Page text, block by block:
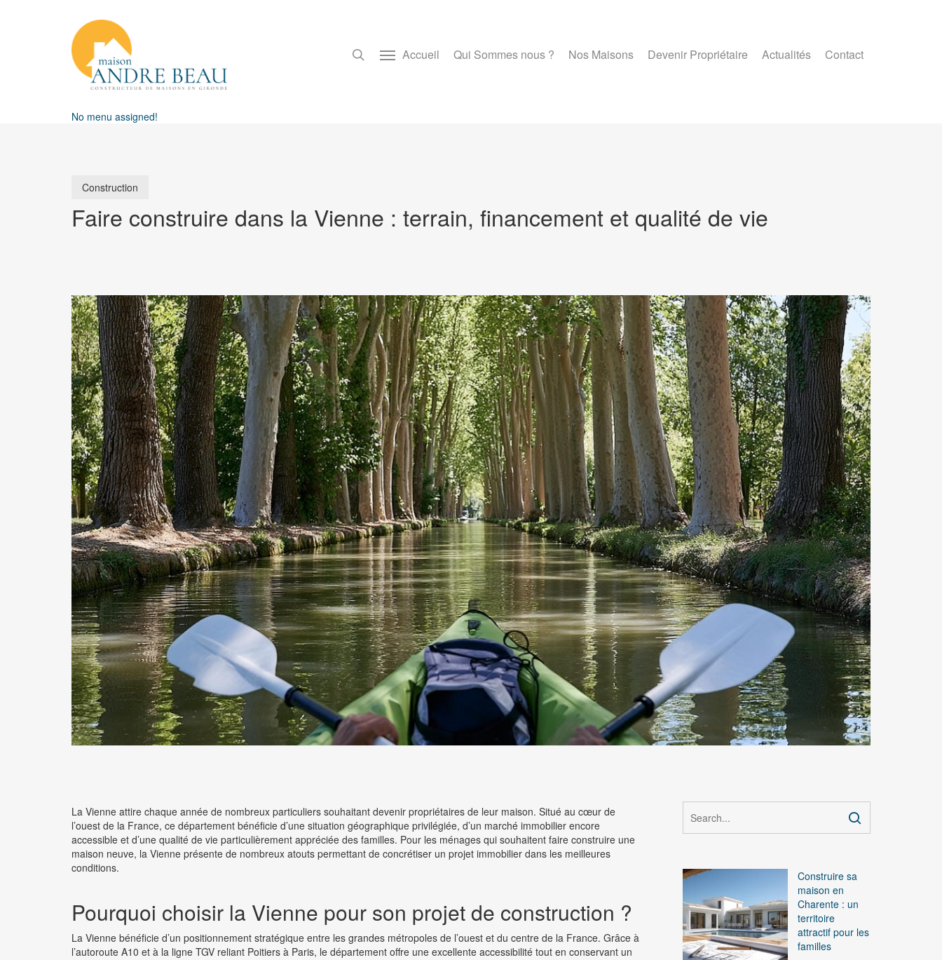
Accueil Qui Sommes nous ? Nos Maisons Devenir Propriétaire Actualités Contact
No menu assigned!
Construction
Faire construire dans la Vienne : terrain, financement et qualité de vie
La Vienne attire chaque année de nombreux particuliers souhaitant devenir propriétaires de leur maison. Situé au cœur de
l’ouest de la France, ce département bénéficie d’une situation géographique privilégiée, d’un marché immobilier encore
accessible et d’une qualité de vie particulièrement appréciée des familles. Pour les ménages qui souhaitent faire construire une
maison neuve, la Vienne présente de nombreux atouts permettant de concrétiser un projet immobilier dans les meilleures
conditions.
Pourquoi choisir la Vienne pour son projet de construction ?
La Vienne bénéficie d’un positionnement stratégique entre les grandes métropoles de l’ouest et du centre de la France. Grâce à
l’autoroute A10 et à la ligne TGV reliant Poitiers à Paris, le département offre une excellente accessibilité tout en conservant un
Construire sa
maison en
Charente : un
territoire
attractif pour les
familles